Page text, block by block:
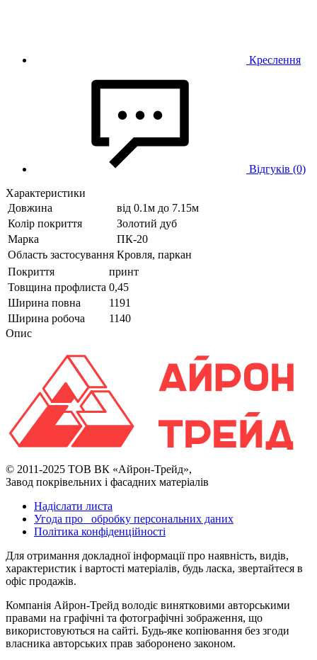
Креслення
Відгуків (0)
Характеристики
Довжина
від 0.1м до 7.15м
Колір покриття
Золотий дуб
Марка
ПК-20
Область застосування Кровля, паркан
Покриття
принт
Товщина профлиста 0,45
Ширина повна
1191
Ширина робоча
1140
Опис
© 2011-2025 ТОВ ВК «Айрон-Трейд»,
Завод покрівельних і фасадних матеріалів
Надіслати листа
Угода про обробку персональних даних
Політика конфіденційності
Для отримання докладної інформації про наявність, видів,
характеристик і вартості матеріалів, будь ласка, звертайтеся в
офіс продажів.
Компанія Айрон-Трейд володіє винятковими авторськими
правами на графічні та фотографічні зображення, що
використовуються на сайті. Будь-яке копіювання без згоди
власника авторських прав заборонено законом.